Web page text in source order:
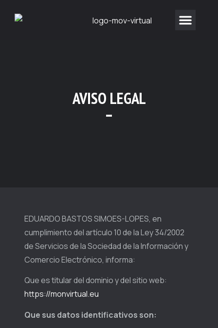
AVISO LEGAL
EDUARDO BASTOS SIMOES-LOPES, en
cumplimiento del artículo 10 de la Ley 34/2002
de Servicios de la Sociedad de la Información y
Comercio Electrónico, informa:
Que es titular del dominio y del sitio web:
https://monvirtual.eu
Que sus datos identificativos son: